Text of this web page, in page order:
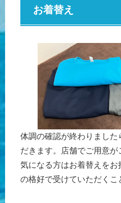
お着替え
体調の確認が終わりました
だきます。店舗でご用意が
気になる方はお着替えをお
の格好で受けていただくこ